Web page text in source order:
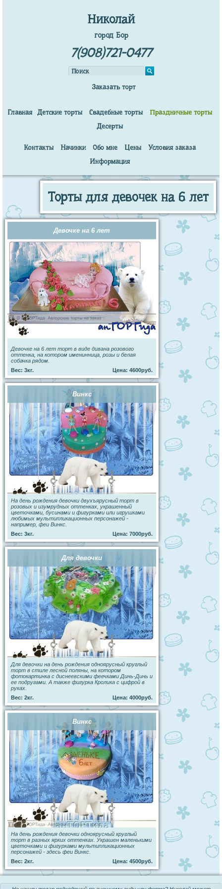
Николай
город Бор
7(908)721-0477
Заказать торт
Главная Детские торты Свадебные торты
Праздничные торты
Десерты
Контакты Начинки Обо мне Цены
Условия заказа
Информация
Торты для девочек на 6 лет
Девочке на 6 лет
Девочке на 6 лет торт в виде дивана розового
оттенка, на котором именинница, розы и белая
собачка рядом.
Вес: 3кг.
Цена: 4600руб.
Винкс
На день рождения девочки двухъярусный торт в
розовых и изумрудных оттенках, украшенный
цветочками, бусинами и фигурками или игрушками
любимых мультипликационных персонажей -
например, феи Винкс.
Вес: 3кг.
Цена: 7000руб.
Для девочки
Для девочки на день рождения одноярусный круглый
торт в стиле лесной поляны, на котором
фотокартинка с диснеевскими феечками Динь-Динь и
ее подругами. А также фигурка Кролика с цифрой в
руках.
Вес: 2кг.
Цена: 4000руб.
Винкс
На день рождения девочки одноярусный круглый
торт в разных ярких оттенках. Украшен маленькими
цветочками и фигурками мультипликационных
персонажей - здесь феи Винкс.
Вес: 2кг.
Цена: 4500руб.